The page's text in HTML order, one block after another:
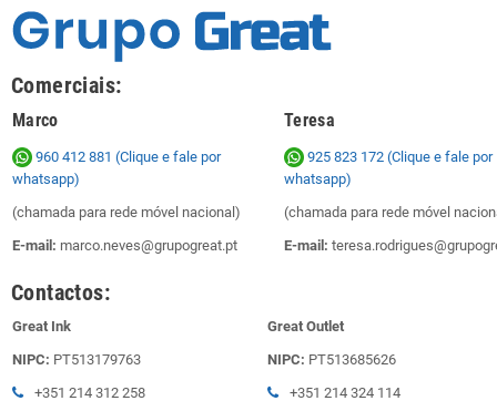
Comerciais:
Marco Teresa
960 412 881 (Clique e fale por
whatsapp)
(chamada para rede móvel nacional)
E-mail: marco.neves@grupogreat.pt
925 823 172 (Clique e fale por
whatsapp)
(chamada para rede móvel
E-mail:
Contactos:
Great Ink
NIPC: PT513179763
+351 214 312 258
Great Outlet
NIPC: PT513685626
+351 214 324 114